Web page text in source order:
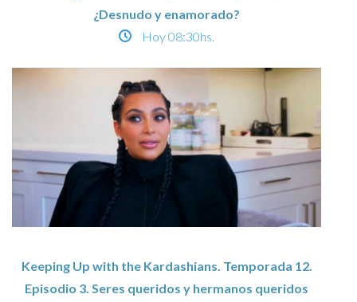
¿Desnudo y enamorado?
Hoy08:30hs.
Keeping Up with the Kardashians. Temporada 12.
Episodio 3. Seres queridos y hermanos queridos